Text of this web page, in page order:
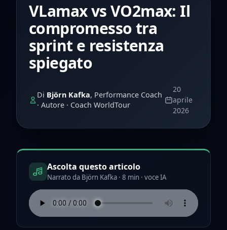
VLamax vs VO2max: Il
compromesso tra
sprint e resistenza
spiegato
Di Björn Kafka, Performance Coach
· Autore · Coach WorldTour
20
aprile
2026
Ascolta questo articolo
Narrato da Björn Kafka · 8 min · voce IA